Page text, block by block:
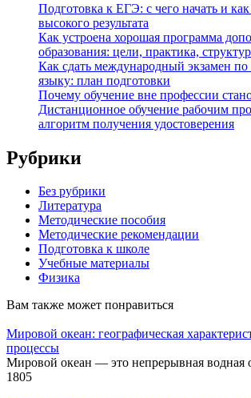
Подготовка к ЕГЭ: с чего начать и как
высокого результата
Как устроена хорошая программа
образования: цели, практика,
Как сдать международный экзамен по
языку: план подготовки
Почему обучение вне профессии
Дистанционное обучение рабочим
алгоритм получения удостоверения
Рубрики
Без рубрики
Литература
Методические пособия
Методические рекомендации
Подготовка к школе
Учебные материалы
Физика
Вам также может понравиться
Мировой океан: географическая
процессы
Мировой океан — это непрерывная водная
1805